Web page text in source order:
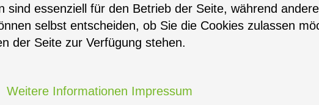
essenziell für den Betrieb der Seite, während
selbst entscheiden, ob Sie die Cookies zulassen
der Seite zur Verfügung stehen.
Weitere Informationen Impressum